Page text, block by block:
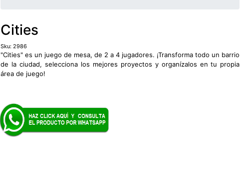
Cities
Sku: 2986
"Cities" es un juego de mesa, de 2 a 4 jugadores. ¡Transforma todo un barrio
de la ciudad, selecciona los mejores proyectos y organízalos en tu propia
área de juego!